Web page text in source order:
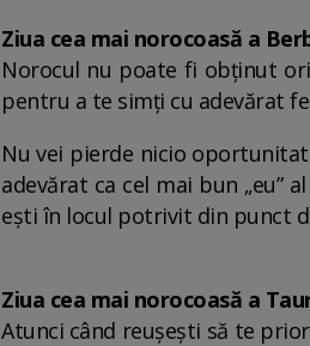
Ziua cea mai norocoasă a
Norocul nu poate fi obținut
pentru a te simți cu adevărat
Nu vei pierde nicio
adevărat ca cel mai bun „eu”
ești în locul potrivit din punct
Ziua cea mai norocoasă a
Atunci când reușești să te